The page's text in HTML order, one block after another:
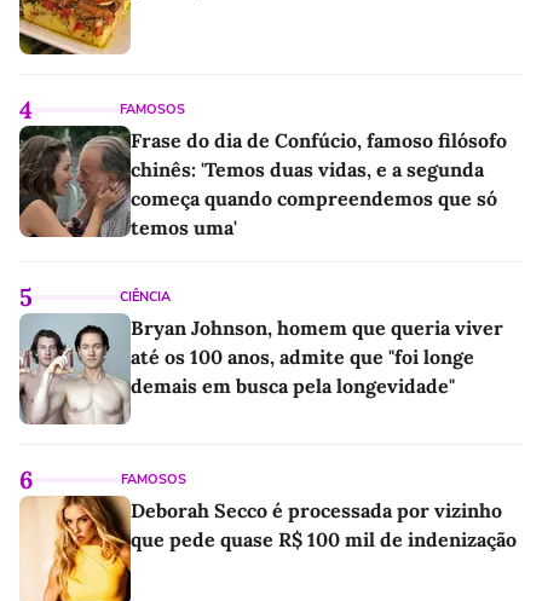
4 FAMOSOS
Frase do dia de Confúcio, famoso filósofo
chinês: 'Temos duas vidas, e a segunda
começa quando compreendemos que só
temos uma'
5 CIÊNCIA
Bryan Johnson, homem que queria viver
até os 100 anos, admite que "foi longe
demais em busca pela longevidade"
6 FAMOSOS
Deborah Secco é processada por vizinho
que pede quase R$ 100 mil de indenização